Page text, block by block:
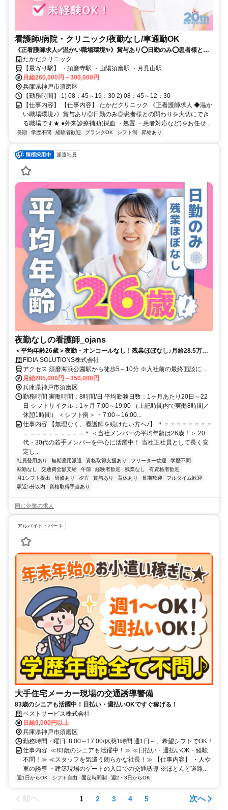
看護師/病院・クリニック/夜勤なし/車通勤OK
《正看護師求人✅️温かい職場環境✨》賞与あり⭕日勤のみ⭕患者様との
関わりを大切にできる職場です⭐
たかだクリニック
【最寄り駅】 ・須磨寺駅 ・山陽須磨駅 ・月見山駅
月給260,000円～300,000円
兵庫県神戸市須磨区
【勤務時間】 1) 08：45～19：30 2) 08：45～12：30
【仕事内容】 【仕事内容】 たかだクリニック 《正看護師求人 ◆温か
い職場環境♪》賞与あり◎日勤のみ◎患者様との関わりを大切にでき
る職場です★ ●外来診療補助(採血 ・処置 ・患者対応など)をお任せ...
長期 学歴不問 経験者歓迎 ブランクOK シフト制 昇給あり
派遣社員
夜勤なしの看護師_ojans
＜平均年齢26歳＞夜勤・オンコールなし！残業ほぼなし♪月給28.5万円
～・昇給年2回・賞与年2回★初年度は賞与年3回★20代・30代の若手メ
ンバーが中心に活躍中！当社正社員として安定して働ける好環境◎
FIDIA SOLUTIONS株式会社
アクセス 須磨海浜公園駅から徒歩5～10分 ※入社前の最終面談にて
配属先を決定致します。
月給285,000円～350,000円
兵庫県神戸市須磨区
勤務時間 実働時間：8時間/日 平均勤務日数：1ヶ月あたり20日～22
日 シフトサイクル：1ヶ月 7:00～19:00 （上記時間内で実働8時間／
休憩1時間） ＜シフト例＞ ・7:00～16:00...
仕事内容 【無理なく、看護師を続けたい方へ♪】 ＊＝＝＝＝＝＝＝＝
＝＝＝＝＝＝＝＝＝＝＊ ＜当社メンバーの平均年齢は26歳！＞ 20
代・30代の若手メンバーを中心に活躍中！ 当社正社員として長く安
定し...
社員登用あり 無期雇用派遣 資格取得支援あり フリーター歓迎
学歴不問
転勤なし
交通費全額支給 午前 経験者歓迎 残業なし
有資格者歓迎
月1シフト提出
研修あり 夕方 賞与あり 育休あり 長期歓迎
フルタイム歓迎
駅近5分以内
資格取得手当あり
同じ企業の求人
アルバイト・パート
大手住宅メーカー現場の交通誘導警備
83歳のシニアも活躍中！日払い・週払いOKですぐ稼げる！
ベストサービス株式会社
日給9,000円以上
兵庫県神戸市須磨区
勤務時間・曜日: 8:00～17:00/休憩1時間 週1日～、希望シフトでOK！
仕事内容: ≪83歳のシニアも活躍中！≫ ≪日払い・週払いOK・経験
不問！≫ ≪スタッフを気遣う朗らかな社長！≫ 【仕事内容】 ・人や
車の誘導 ・建築現場のゲートの入口での交通誘導 ※ほとんど道路...
週1日からOK シフト自由 固定時間制 週2・3日からOK
前へ 1 2 3 4 5 次へ